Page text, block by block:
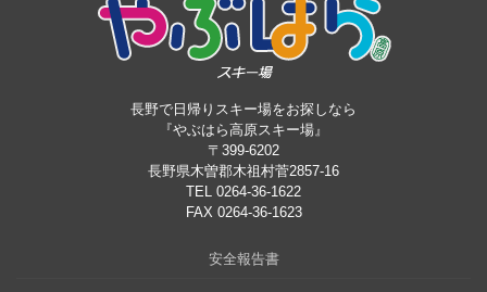
長野で日帰りスキー場をお探しなら
『やぶはら高原スキー場』
〒399-6202
長野県木曽郡木祖村菅2857-16
TEL 0264-36-1622
FAX 0264-36-1623
安全報告書